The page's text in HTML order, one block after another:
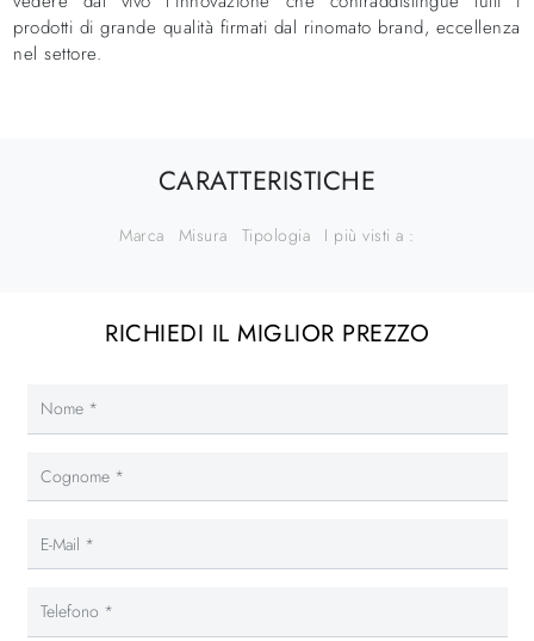
prodotti di grande qualità firmati dal rinomato brand, eccellenza
nel settore.
CARATTERISTICHE
Marca Misura Tipologia I più visti a :
RICHIEDI IL MIGLIOR PREZZO